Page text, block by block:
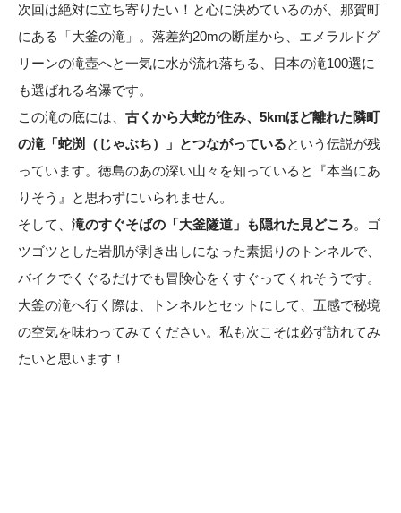
次回は絶対に立ち寄りたい！と心に決めているのが、那賀町
にある「大釜の滝」。落差約20mの断崖から、エメラルドグ
リーンの滝壺へと一気に水が流れ落ちる、日本の滝100選に
も選ばれる名瀑です。
この滝の底には、 古くから大蛇が住み、5kmほど離れた隣町
の滝「蛇渕（じゃぶち）」とつながっているという伝説が残
っています。徳島のあの深い山々を知っていると『本当にあ
りそう』と思わずにいられません。
そして、 滝のすぐそばの「大釜隧道」も隠れた見どころ。ゴ
ツゴツとした岩肌が剥き出しになった素掘りのトンネルで、
バイクでくぐるだけでも冒険心をくすぐってくれそうです。
大釜の滝へ行く際は、トンネルとセットにして、五感で秘境
の空気を味わってみてください。私も次こそは必ず訪れてみ
たいと思います！